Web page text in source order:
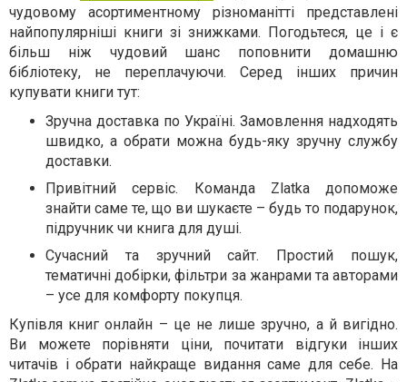
чудовому асортиментному різноманітті представлені
найпопулярніші книги зі знижками. Погодьтеся, це і є
більш ніж чудовий шанс поповнити домашню
бібліотеку, не переплачуючи. Серед інших причин
купувати книги тут:
Зручна доставка по Україні. Замовлення надходять
швидко, а обрати можна будь-яку зручну службу
доставки.
Привітний сервіс. Команда Zlatka допоможе
знайти саме те, що ви шукаєте – будь то подарунок,
підручник чи книга для душі.
Сучасний та зручний сайт. Простий пошук,
тематичні добірки, фільтри за жанрами та авторами
– усе для комфорту покупця.
Купівля книг онлайн – це не лише зручно, а й вигідно.
Ви можете порівняти ціни, почитати відгуки інших
читачів і обрати найкраще видання саме для себе. На